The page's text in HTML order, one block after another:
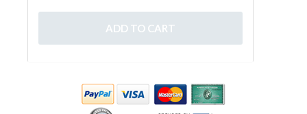
中文
ESPAÑOL